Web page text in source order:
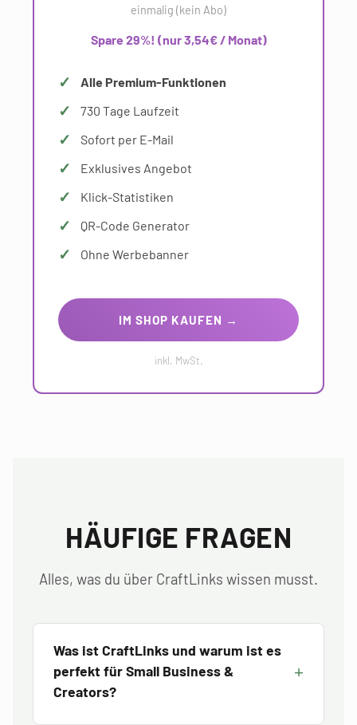
einmalig (kein Abo)
Spare 29%! (nur 3,54€ / Monat)
Alle Premium-Funktionen
730 Tage Laufzeit
Sofort per E-Mail
Exklusives Angebot
Klick-Statistiken
QR-Code Generator
Ohne Werbebanner
IM SHOP KAUFEN →
inkl. MwSt.
HÄUFIGE FRAGEN
Alles, was du über CraftLinks wissen musst.
Was ist CraftLinks und warum ist es
perfekt für Small Business &
Creators?